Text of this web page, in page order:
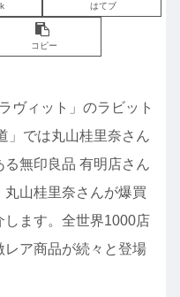
はてブ
コピー
ヴィット」のラビット
」では丸山桂里奈さん
無印良品 有明店さん
山桂里奈さんが爆買
します。全世界1000店
ア商品が続々と登場